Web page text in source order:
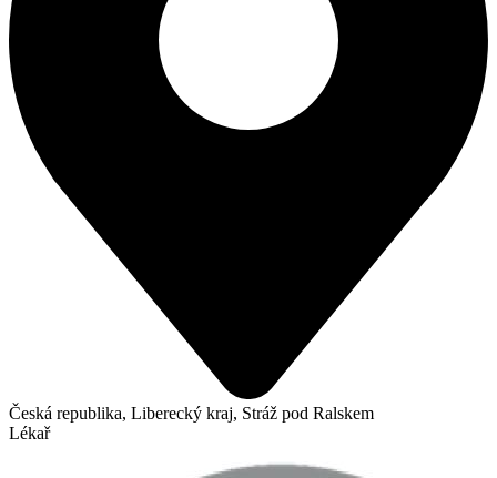
Česká republika, Liberecký kraj, Stráž pod Ralskem
Lékař